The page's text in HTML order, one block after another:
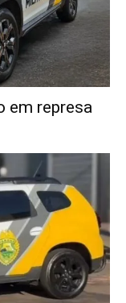
em represa